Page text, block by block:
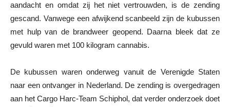
aandacht en omdat zij het niet vertrouwden, is de zending
gescand. Vanwege een afwijkend scanbeeld zijn de kubussen
met hulp van de brandweer geopend. Daarna bleek dat ze
gevuld waren met 100 kilogram cannabis.
De kubussen waren onderweg vanuit de Verenigde Staten
naar een ontvanger in Nederland. De zending is overgedragen
aan het Cargo Harc-Team Schiphol, dat verder onderzoek doet